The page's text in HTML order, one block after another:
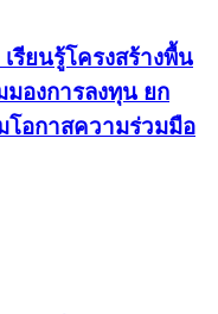
รียนรู้โครงสร้างพื้น
องการลงทุน ยก
โอกาสความร่วมมือ